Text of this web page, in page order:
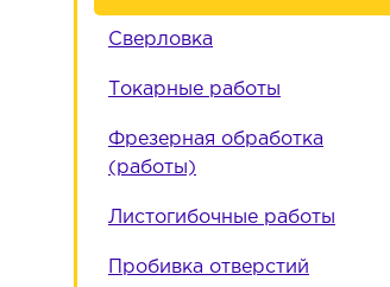
Сверловка
Токарные работы
Фрезерная обработка
(работы)
Листогибочные работы
Пробивка отверстий